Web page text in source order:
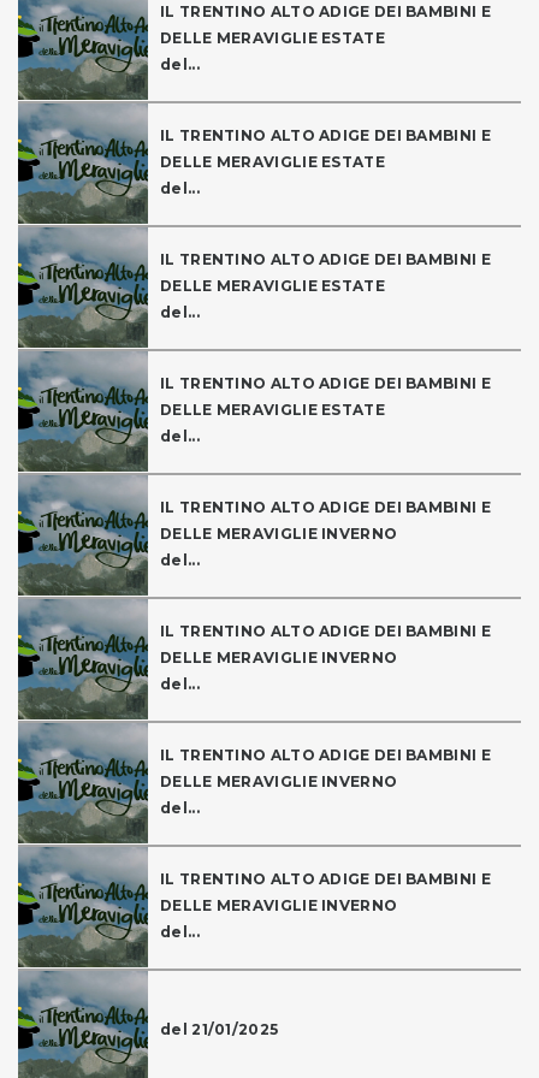
IL TRENTINO ALTO ADIGE DEI BAMBINI E
DELLE MERAVIGLIE ESTATE
del...
IL TRENTINO ALTO ADIGE DEI BAMBINI E
DELLE MERAVIGLIE ESTATE
del...
IL TRENTINO ALTO ADIGE DEI BAMBINI E
DELLE MERAVIGLIE ESTATE
del...
IL TRENTINO ALTO ADIGE DEI BAMBINI E
DELLE MERAVIGLIE ESTATE
del...
IL TRENTINO ALTO ADIGE DEI BAMBINI E
DELLE MERAVIGLIE INVERNO
del...
IL TRENTINO ALTO ADIGE DEI BAMBINI E
DELLE MERAVIGLIE INVERNO
del...
IL TRENTINO ALTO ADIGE DEI BAMBINI E
DELLE MERAVIGLIE INVERNO
del...
IL TRENTINO ALTO ADIGE DEI BAMBINI E
DELLE MERAVIGLIE INVERNO
del...
del 21/01/2025